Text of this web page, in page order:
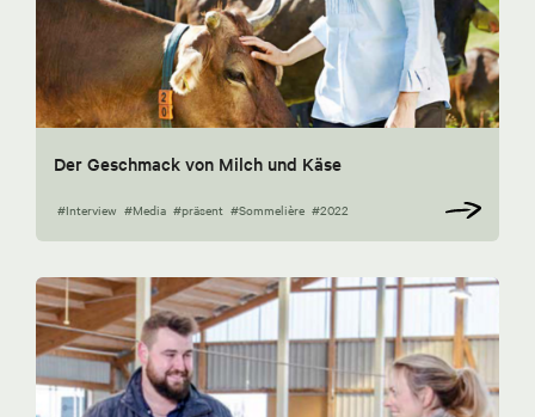
Der Geschmack von Milch und Käse
#Interview #Media #präsent #Sommelière #2022